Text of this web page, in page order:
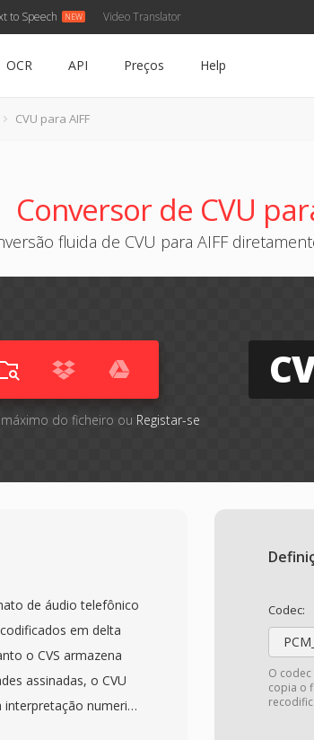
to Speech Video Translator
OCR API Preços Help
CVU para AIFF
Conversor de CVU
fluida de CVU para AIFF
do ficheiro ou Registar-se
Codec:
O
copia o
de áudio telefônico
em delta
o CVS armazena
assinadas, o CVU
numerica
subjacente de